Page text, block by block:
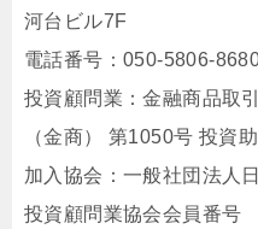
河台ビル7F
電話番号：050-5806-
投資顧問業：金融商品取
（金商） 第1050号 投資
加入協会：一般社団法
投資顧問業協会会員番